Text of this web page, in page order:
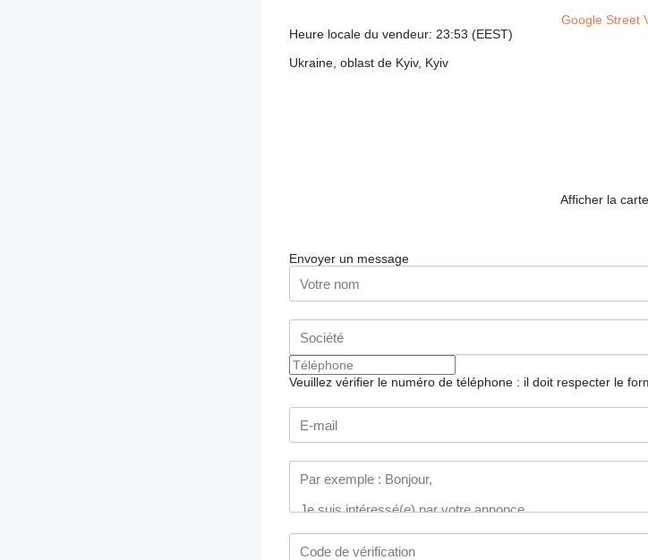
Google Street
Heure locale du vendeur: 23:53 (EEST)
Ukraine, oblast de Kyiv, Kyiv
Afficher la carte
Envoyer un message
Veuillez vérifier le numéro de téléphone : il doit respecter le